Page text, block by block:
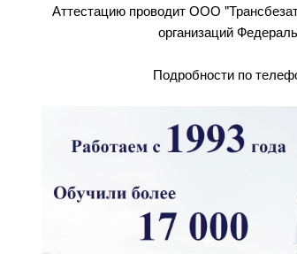
Аттестацию проводит ООО
организаций
Подробности по